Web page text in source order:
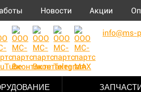
Новости Акции
info@ms-
ЗАПЧАСТИ